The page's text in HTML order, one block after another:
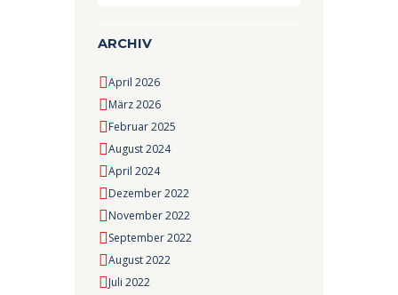
ARCHIV
April 2026
März 2026
Februar 2025
August 2024
April 2024
Dezember 2022
November 2022
September 2022
August 2022
Juli 2022